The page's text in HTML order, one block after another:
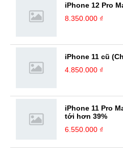
iPhone 12 Pro
8.350.000 ₫
iPhone 11 cũ
4.850.000 ₫
iPhone 11 Pro
tới hơn 39%
6.550.000 ₫